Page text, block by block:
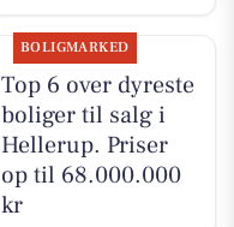
BOLIGMARKED
Top 6 over dyreste
boliger til salg i
Hellerup. Priser
op til 68.000.000
kr